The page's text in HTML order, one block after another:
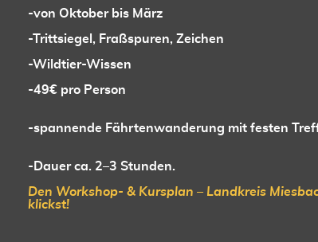
-von Oktober bis März
-Trittsiegel, Fraßspuren, Zeichen
-Wildtier-Wissen
-49€ pro Person
-spannende Fährtenwanderung mit festen
-Dauer ca. 2–3 Stunden.
Den Workshop- & Kursplan – Landkreis
klickst!